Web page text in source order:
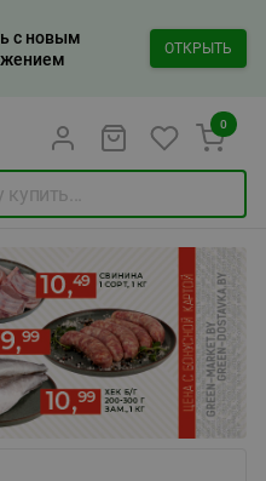
с новым
ОТКРЫТЬ
0